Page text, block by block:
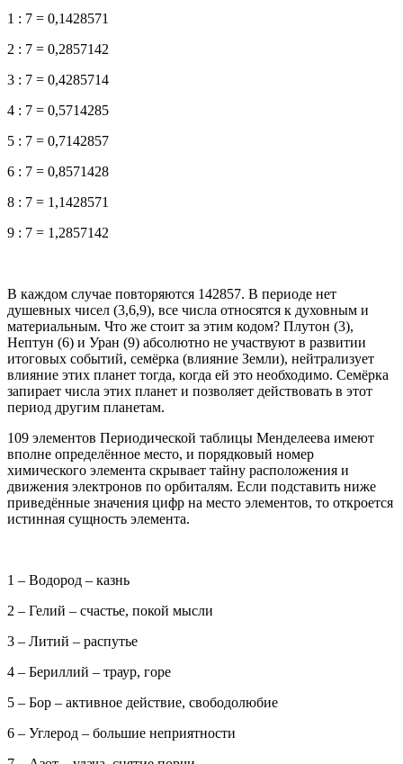
1 : 7 = 0,1428571
2 : 7 = 0,2857142
3 : 7 = 0,4285714
4 : 7 = 0,5714285
5 : 7 = 0,7142857
6 : 7 = 0,8571428
8 : 7 = 1,1428571
9 : 7 = 1,2857142
В каждом случае повторяются 142857. В периоде нет
душевных чисел (3,6,9), все числа относятся к духовным и
материальным. Что же стоит за этим кодом? Плутон (3),
Нептун (6) и Уран (9) абсолютно не участвуют в развитии
итоговых событий, семёрка (влияние Земли), нейтрализует
влияние этих планет тогда, когда ей это необходимо. Семёрка
запирает числа этих планет и позволяет действовать в этот
период другим планетам.
109 элементов Периодической таблицы Менделеева имеют
вполне определённое место, и порядковый номер
химического элемента скрывает тайну расположения и
движения электронов по орбиталям. Если подставить ниже
приведённые значения цифр на место элементов, то откроется
истинная сущность элемента.
1 – Водород – казнь
2 – Гелий – счастье, покой мысли
3 – Литий – распутье
4 – Бериллий – траур, горе
5 – Бор – активное действие, свободолюбие
6 – Углерод – большие неприятности